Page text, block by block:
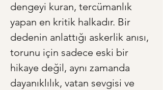
dengeyi kuran, tercümanlık
yapan en kritik halkadır. Bir
dedenin anlattığı askerlik anısı,
torunu için sadece eski bir
hikaye değil, aynı zamanda
dayanıklılık, vatan sevgisi ve